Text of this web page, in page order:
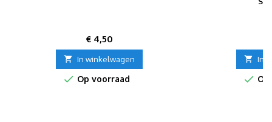
Prijs
€ 4,50
 In winkelwagen
 Op voorraad
 In
